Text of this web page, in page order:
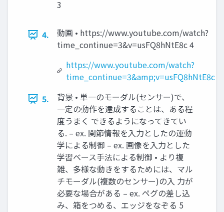
3
4.
動画 • https://www.youtube.com/watch?
time_continue=3&v=usFQ8hNtE8c 4
https://www.youtube.com/watch?
time_continue=3&amp;v=usFQ8hNtE8c
5.
背景 • 単一のモーダル(センサー)で、
一定の動作を達成することは、ある程
度うまく できるようになってきてい
る. – ex. 関節情報を入力としたの運動
学による制御 – ex. 画像を入力とした
学習ベース手法による制御 • より複
雑、多様な動きをするためには、マル
チモーダル(複数のセンサー)の入 力が
必要な場合がある – ex. ペグの差し込
み、箱をつめる、エッジをなぞる 5